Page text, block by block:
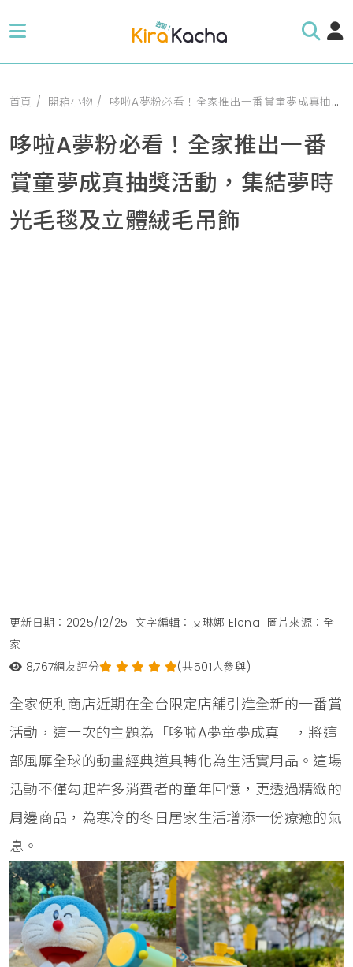
首頁 開箱小物 哆啦A夢粉必看！全家推出一番賞童夢成真抽獎活動，集結夢時光毛毯及立體絨毛吊飾
哆啦A夢粉必看！全家推出一番
賞童夢成真抽獎活動，集結夢時
光毛毯及立體絨毛吊飾
更新日期：2025/12/25 文字編輯：艾琳娜 Elena 圖片來源：全
家
8,767網友評分 (共501人參與)
全家便利商店近期在全台限定店舖引進全新的一番賞
活動，這一次的主題為「哆啦A夢童夢成真」，將這
部風靡全球的動畫經典道具轉化為生活實用品。這場
活動不僅勾起許多消費者的童年回憶，更透過精緻的
周邊商品，為寒冷的冬日居家生活增添一份療癒的氣
息。